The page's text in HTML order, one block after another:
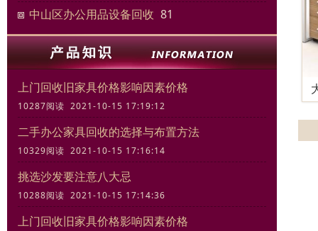
中山区办公用品设备回收 81
上门回收旧家具价格影响因素价格
10287阅读 2021-10-15 17:19:12
二手办公家具回收的选择与布置方法
10329阅读 2021-10-15 17:16:14
挑选沙发要注意八大忌
10288阅读 2021-10-15 17:14:36
上门回收旧家具价格影响因素价格